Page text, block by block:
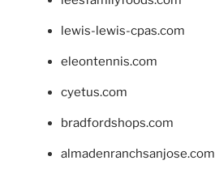
lewis-lewis-cpas.com
eleontennis.com
cyetus.com
bradfordshops.com
almadenranchsanjose.com